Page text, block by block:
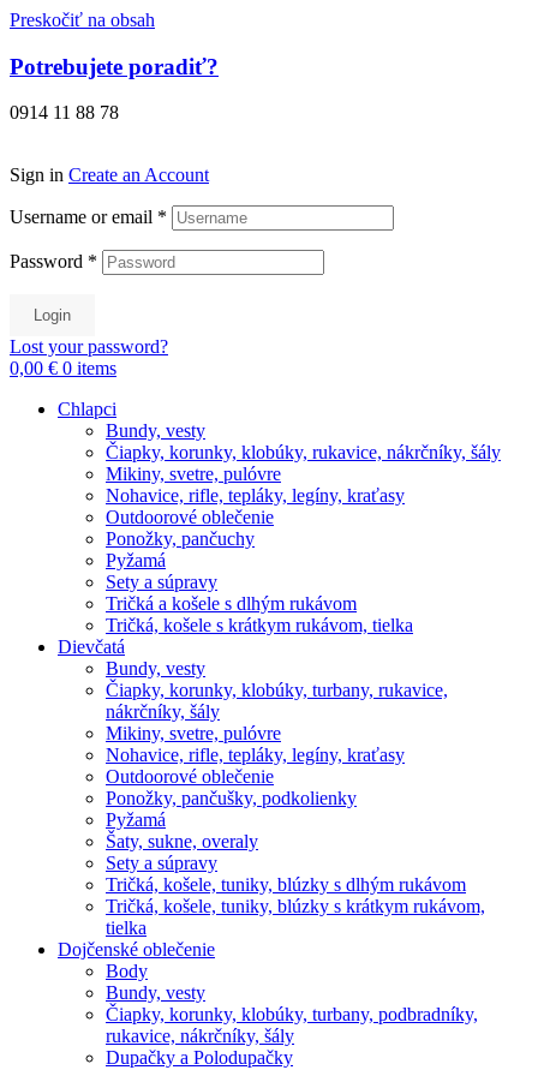
Preskočiť na obsah
Potrebujete poradiť?
0914 11 88 78
Sign in Create an Account
Username or email *
Password *
Login
Lost your password?
0,00 € 0 items
Chlapci
Bundy, vesty
Čiapky, korunky, klobúky, rukavice, nákrčníky, šály
Mikiny, svetre, pulóvre
Nohavice, rifle, tepláky, legíny, kraťasy
Outdoorové oblečenie
Ponožky, pančuchy
Pyžamá
Sety a súpravy
Tričká a košele s dlhým rukávom
Tričká, košele s krátkym rukávom, tielka
Dievčatá
Bundy, vesty
Čiapky, korunky, klobúky, turbany, rukavice,
nákrčníky, šály
Mikiny, svetre, pulóvre
Nohavice, rifle, tepláky, legíny, kraťasy
Outdoorové oblečenie
Ponožky, pančušky, podkolienky
Pyžamá
Šaty, sukne, overaly
Sety a súpravy
Tričká, košele, tuniky, blúzky s dlhým rukávom
Tričká, košele, tuniky, blúzky s krátkym rukávom,
tielka
Dojčenské oblečenie
Body
Bundy, vesty
Čiapky, korunky, klobúky, turbany, podbradníky,
rukavice, nákrčníky, šály
Dupačky a Polodupačky